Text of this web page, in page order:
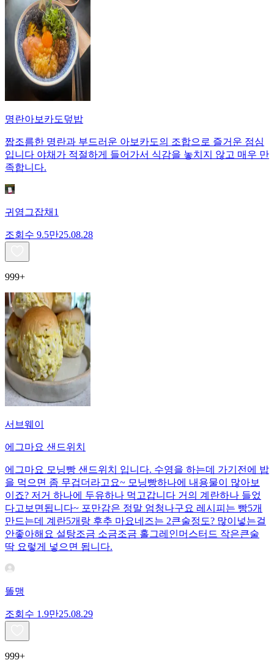
명란아보카도덮밥
짭조름한 명란과 부드러운 아보카도의 조합으로 즐거운 점심
입니다 야채가 적절하게 들어가서 식감을 놓치지 않고 매우 만
족합니다.
귀염그잡채1
조회수 9.5만25.08.28
999+
서브웨이
에그마요 샌드위치
에그마요 모닝빵 샌드위치 입니다. 수영을 하는데 가기전에 밥
을 먹으면 좀 무겁더라고요~ 모닝빵하나에 내용물이 많아보
이죠? 저거 하나에 두유하나 먹고갑니다 거의 계란하나 들었
다고보면됩니다~ 포만감은 정말 엄청나구요 레시피는 빵5개
만드는데 계란5개랑 후추 마요네즈는 2큰술정도? 많이넣는걸
안좋아해요 설탕조금 소금조금 홀그레인머스터드 작은큰술
딱 요렇게 넣으면 됩니다.
똘맹
조회수 1.9만25.08.29
999+